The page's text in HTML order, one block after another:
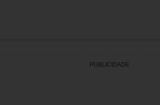
PUBLICIDADE